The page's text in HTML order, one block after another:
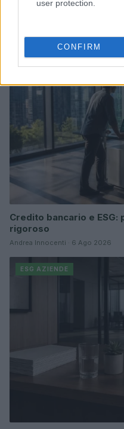
user protection.
CONFIRM
ESG AZIENDE
Credito bancario e ESG:
rigoroso
Andrea Innocenti · 6 Ago 2026
ESG AZIENDE